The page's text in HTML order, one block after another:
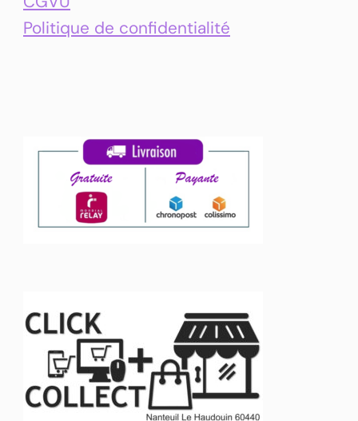
Politique de confidentialité